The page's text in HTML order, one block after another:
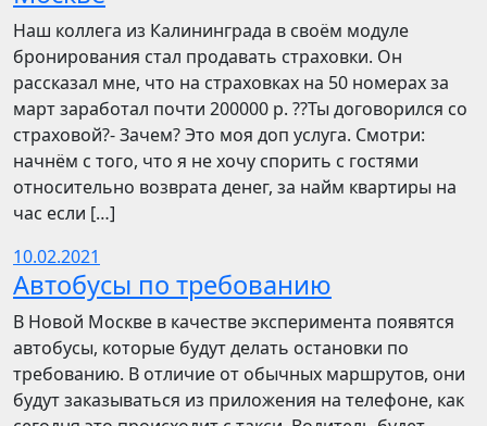
Наш коллега из Калининграда в своём модуле
бронирования стал продавать страховки. Он
рассказал мне, что на страховках на 50 номерах за
март заработал почти 200000 р. ??Ты договорился со
страховой?- Зачем? Это моя доп услуга. Смотри:
начнём с того, что я не хочу спорить с гостями
относительно возврата денег, за найм квартиры на
час если […]
10.02.2021
Автобусы по требованию
В Новой Москве в качестве эксперимента появятся
автобусы, которые будут делать остановки по
требованию. В отличие от обычных маршрутов, они
будут заказываться из приложения на телефоне, как